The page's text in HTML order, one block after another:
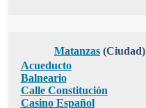
Matanzas (Ciudad)
Acueducto
Balneario
Calle Constitución
Casino Español